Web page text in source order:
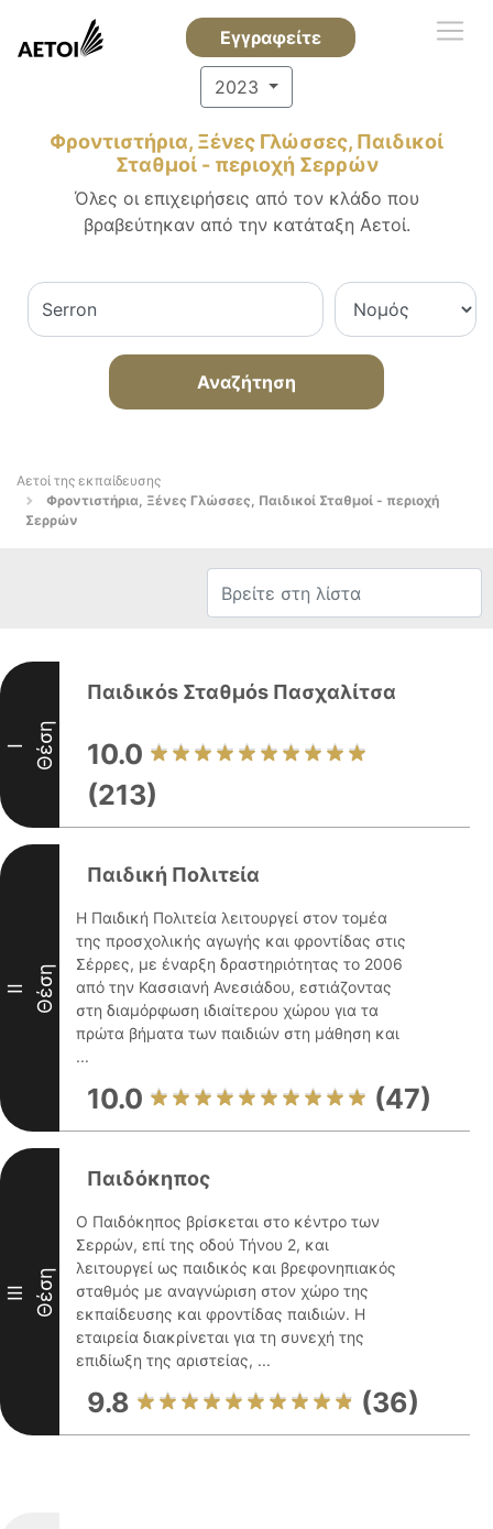
Εγγραφείτε
2023
Φροντιστήρια, Ξένες Γλώσσες, Παιδικοί
Σταθμοί - περιοχή Σερρών
Όλες οι επιχειρήσεις από τον κλάδο που
βραβεύτηκαν από την κατάταξη Αετοί.
Αναζήτηση
Αετοί της εκπαίδευσης
Φροντιστήρια, Ξένες Γλώσσες, Παιδικοί Σταθμοί - περιοχή
Σερρών
I Θέση
Παιδικόs Σταθμόs Πασχαλίτσα
10.0
(213)
II Θέση
Παιδική Πολιτεία
Η Παιδική Πολιτεία λειτουργεί στον τομέα
της προσχολικής αγωγής και φροντίδας στις
Σέρρες, με έναρξη δραστηριότητας το 2006
από την Κασσιανή Ανεσιάδου, εστιάζοντας
στη διαμόρφωση ιδιαίτερου χώρου για τα
πρώτα βήματα των παιδιών στη μάθηση και
...
10.0 (47)
III Θέση
Παιδόκηπος
Ο Παιδόκηπος βρίσκεται στο κέντρο των
Σερρών, επί της οδού Τήνου 2, και
λειτουργεί ως παιδικός και βρεφονηπιακός
σταθμός με αναγνώριση στον χώρο της
εκπαίδευσης και φροντίδας παιδιών. Η
εταιρεία διακρίνεται για τη συνεχή της
επιδίωξη της αριστείας, ...
9.8 (36)